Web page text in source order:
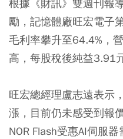
根據《財訊》雙週刊報
勵，記憶體廠旺宏電子
毛利率攀升至64.4%，
高，每股稅後純益3.91元
旺宏總經理盧志遠表示
漲，目前仍未感受到報
NOR Flash受惠AI伺服